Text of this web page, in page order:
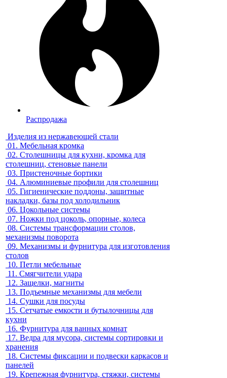
Распродажа
Изделия из нержавеющей стали
01. Мебельная кромка
02. Столешницы для кухни, кромка для
столешниц, стеновые панели
03. Пристеночные бортики
04. Алюминиевые профили для столешниц
05. Гигиенические поддоны, защитные
накладки, базы под холодильник
06. Цокольные системы
07. Ножки под цоколь, опорные, колеса
08. Системы трансформации столов,
механизмы поворота
09. Механизмы и фурнитура для изготовления
столов
10. Петли мебельные
11. Смягчители удара
12. Защелки, магниты
13. Подъемные механизмы для мебели
14. Сушки для посуды
15. Сетчатые емкости и бутылочницы для
кухни
16. Фурнитура для ванных комнат
17. Ведра для мусора, системы сортировки и
хранения
18. Системы фиксации и подвески каркасов и
панелей
19. Крепежная фурнитура, стяжки, системы